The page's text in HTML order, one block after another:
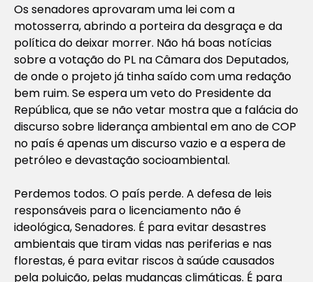
Os senadores aprovaram uma lei com a
motosserra, abrindo a porteira da desgraça e da
política do deixar morrer. Não há boas notícias
sobre a votação do PL na Câmara dos Deputados,
de onde o projeto já tinha saído com uma redação
bem ruim. Se espera um veto do Presidente da
República, que se não vetar mostra que a falácia do
discurso sobre liderança ambiental em ano de COP
no país é apenas um discurso vazio e a espera de
petróleo e devastação socioambiental.
Perdemos todos. O país perde. A defesa de leis
responsáveis para o licenciamento não é
ideológica, Senadores. É para evitar desastres
ambientais que tiram vidas nas periferias e nas
florestas, é para evitar riscos à saúde causados
pela poluição, pelas mudanças climáticas. É para